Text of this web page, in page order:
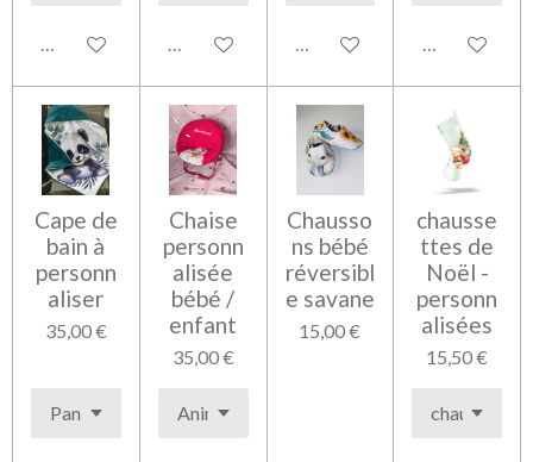
Voir les détails Voir les détails Voir les détails Voir les
Cape de
bain à
personn
aliser
35,00 €
Chaise
personn
alisée
bébé /
enfant
35,00 €
Chausso
ns bébé
réversibl
e savane
15,00 €
chausse
ttes de
Noël -
personn
alisées
15,50 €